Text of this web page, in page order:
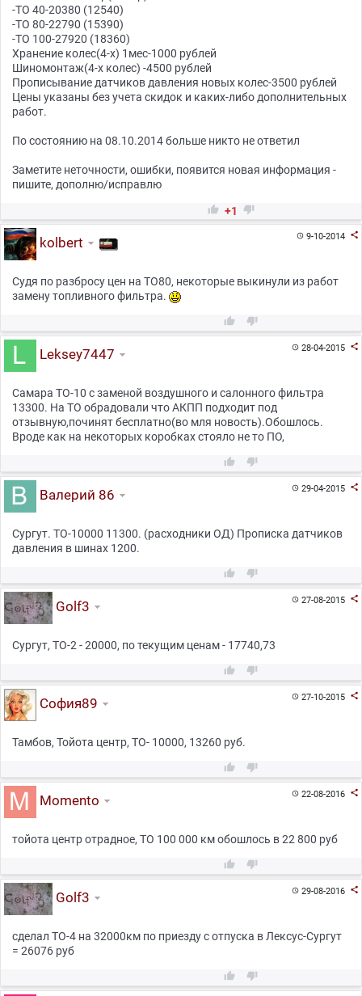
-ТО 40-20380 (12540)
-ТО 80-22790 (15390)
-ТО 100-27920 (18360)
Хранение колес(4-х) 1мес-1000 рублей
Шиномонтаж(4-х колес) -4500 рублей
Прописывание датчиков давления новых колес-3500 рублей
Цены указаны без учета скидок и каких-либо дополнительных
работ.
По состоянию на 08.10.2014 больше никто не ответил
Заметите неточности, ошибки, появится новая информация -
пишите, дополню/исправлю
 +1 
9-10-2014 
kolbert
Судя по разбросу цен на ТО80, некоторые выкинули из работ
замену топливного фильтра.
 
28-04-2015 
Leksey7447
Самара ТО-10 с заменой воздушного и салонного фильтра
13300. На ТО обрадовали что АКПП подходит под
отзывную,починят бесплатно(во мля новость).Обошлось.
Вроде как на некоторых коробках стояло не то ПО,
 
29-04-2015 
Валерий 86
Сургут. ТО-10000 11300. (расходники ОД) Прописка датчиков
давления в шинах 1200.
 
27-08-2015 
Golf3
Сургут, ТО-2 - 20000, по текущим ценам - 17740,73
 
27-10-2015 
София89
Тамбов, Тойота центр, ТО- 10000, 13260 руб.
 
22-08-2016 
Momento
тойота центр отрадное, ТО 100 000 км обошлось в 22 800 руб
 
29-08-2016 
Golf3
сделал ТО-4 на 32000км по приезду с отпуска в Лексус-Сургут
= 26076 руб
 